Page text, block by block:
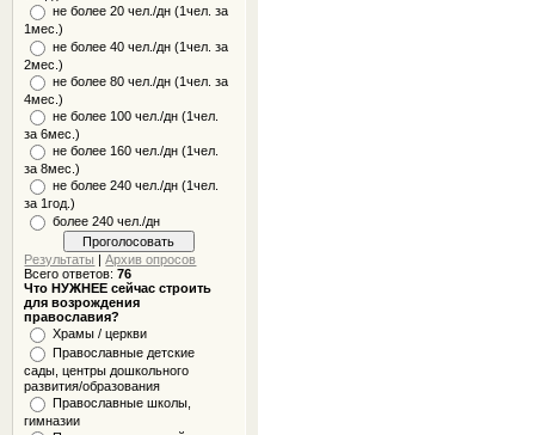
не более 20 чел./дн (1чел. за
1мес.)
не более 40 чел./дн (1чел. за
2мес.)
не более 80 чел./дн (1чел. за
4мес.)
не более 100 чел./дн (1чел.
за 6мес.)
не более 160 чел./дн (1чел.
за 8мес.)
не более 240 чел./дн (1чел.
за 1год.)
более 240 чел./дн
Результаты |Архив опросов
Всего ответов:76
Что НУЖНЕЕ сейчас строить
для возрождения
православия?
Храмы / церкви
Православные детские
сады, центры дошкольного
развития/образования
Православные школы,
гимназии